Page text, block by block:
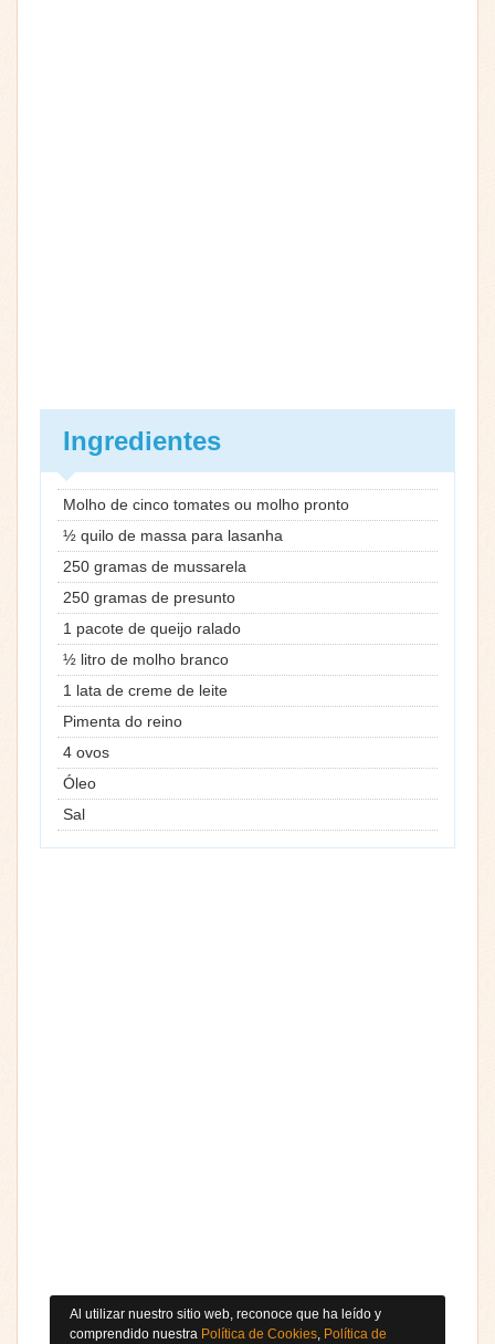
Ingredientes
Molho de cinco tomates ou molho pronto
½ quilo de massa para lasanha
250 gramas de mussarela
250 gramas de presunto
1 pacote de queijo ralado
½ litro de molho branco
1 lata de creme de leite
Pimenta do reino
4 ovos
Óleo
Sal
Al utilizar nuestro sitio web, reconoce que ha leído y
comprendido nuestra Política de Cookies, Política de